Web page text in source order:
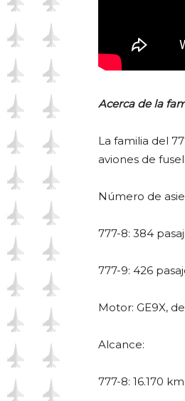
Acerca de la
La familia del
aviones de
Número de
777-8: 384
777-9: 426
Motor: GE9X,
Alcance:
777-8: 16.170 km